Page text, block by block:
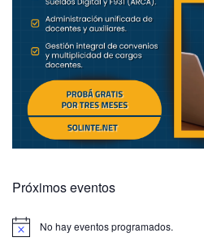
Próximos eventos
No hay eventos programados.